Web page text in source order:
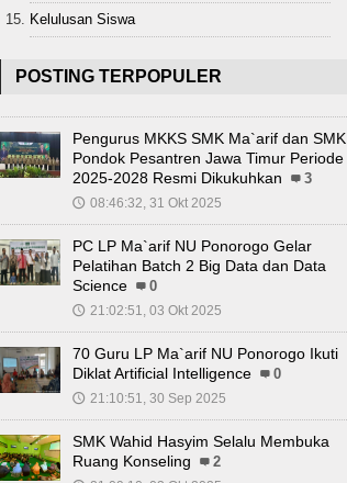
Kelulusan Siswa
POSTING TERPOPULER
Pengurus MKKS SMK Ma`arif dan SMK
Pondok Pesantren Jawa Timur Periode
2025-2028 Resmi Dikukuhkan
3
🕔 08:46:32, 31 Okt 2025
PC LP Ma`arif NU Ponorogo Gelar
Pelatihan Batch 2 Big Data dan Data
Science
0
🕔 21:02:51, 03 Okt 2025
70 Guru LP Ma`arif NU Ponorogo Ikuti
Diklat Artificial Intelligence
0
🕔 21:10:51, 30 Sep 2025
SMK Wahid Hasyim Selalu Membuka
Ruang Konseling
2